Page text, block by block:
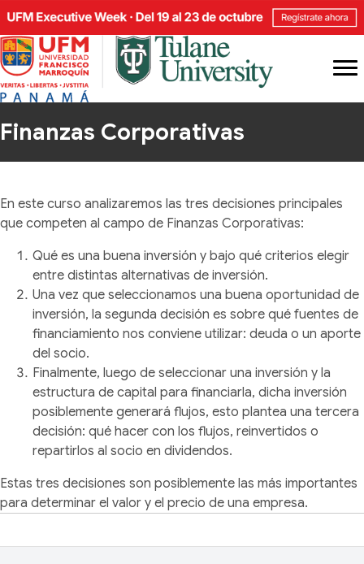
Finanzas Corporativas
En este curso analizaremos las tres decisiones principales
que competen al campo de Finanzas Corporativas:
Qué es una buena inversión y bajo qué criterios elegir
entre distintas alternativas de inversión.
Una vez que seleccionamos una buena oportunidad de
inversión, la segunda decisión es sobre qué fuentes de
financiamiento nos conviene utilizar: deuda o un aporte
del socio.
Finalmente, luego de seleccionar una inversión y la
estructura de capital para financiarla, dicha inversión
posiblemente generará flujos, esto plantea una tercera
decisión: qué hacer con los flujos, reinvertidos o
repartirlos al socio en dividendos.
Estas tres decisiones son posiblemente las más importantes
para determinar el valor y el precio de una empresa.